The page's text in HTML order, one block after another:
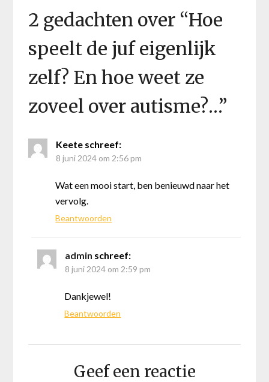
2 gedachten over “Hoe
speelt de juf eigenlijk
zelf? En hoe weet ze
zoveel over autisme?…”
Keete schreef:
8 juni 2024 om 2:56 pm
Wat een mooi start, ben benieuwd naar het
vervolg.
Beantwoorden
admin schreef:
8 juni 2024 om 2:59 pm
Dankjewel!
Beantwoorden
Geef een reactie